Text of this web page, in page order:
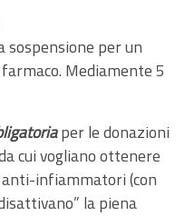
sospensione per un
Mediamente 5
per le donazioni
cui vogliano ottenere
infiammatori (con
la piena